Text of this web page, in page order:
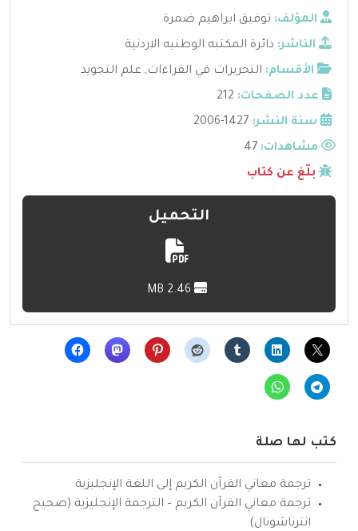
المؤلف: توفيق ابراهيم ضمرة
الناشر: دائرة المكتبه الوطنيه الاردنية
الأقسام: التحريرات في القراءات, علم التجويد
عدد الصفحات: 212
سنة النشر: 1427-2006
مشاهدات:
بلّغ عن كتاب
التحميل
كتب لها صلة
ترجمة معاني القرآن الكريم إلى اللغة الإنجليزية
ترجمة معاني القرآن الكريم – الترجمة الإنجليزية (صحيح
انترناشونال)